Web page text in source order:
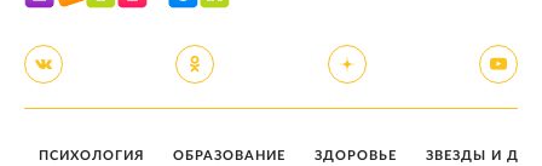
ПСИХОЛОГИЯ ОБРАЗОВАНИЕ ЗДОРОВЬЕ ЗВЕЗДЫ И